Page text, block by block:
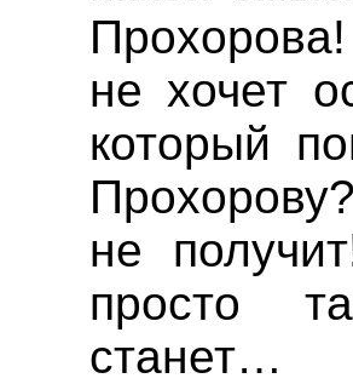
Прохорова!
не хочет
который
не
просто
станет…